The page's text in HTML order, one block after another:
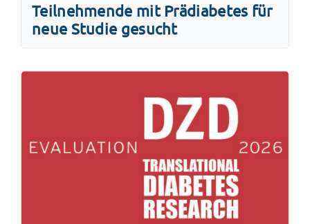
Teilnehmende mit Prädiabetes für
neue Studie gesucht